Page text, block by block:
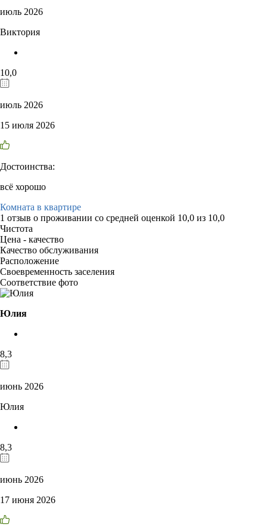
июль 2026
Виктория
10,0
июль 2026
15 июля 2026
Достоинства:
всё хорошо
Комната в квартире
1 отзыв о проживании со средней оценкой 10,0 из 10,0
Чистота
Цена - качество
Качество обслуживания
Расположение
Своевременность заселения
Соответствие фото
Юлия
8,3
июнь 2026
Юлия
8,3
июнь 2026
17 июня 2026